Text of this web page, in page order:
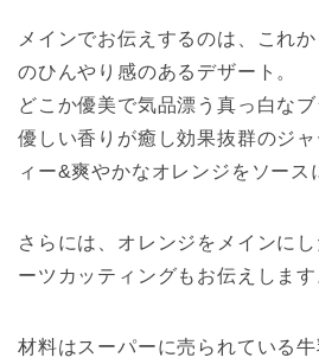
メインでお伝えするのは、これ
のひんやり感のあるデザート。
どこか優美で気品漂う真っ白なブ
優しい香りが癒し効果抜群のジ
ィー&爽やかなオレンジをソース
さらには、オレンジをメインに
ーツカッティングもお伝えします
材料はスーパーに売られている